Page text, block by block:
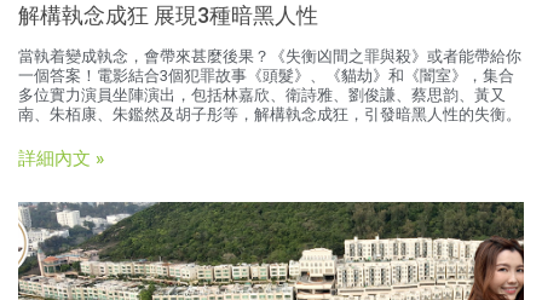
解構執念成狂 展現3種暗黑人性
當執着變成執念，會帶來甚麼後果？《失衡凶間之罪與殺》或者能帶給你
一個答案！電影結合3個犯罪故事《頭髮》、《貓劫》和《闇室》，集合
多位實力演員坐陣演出，包括林嘉欣、衛詩雅、劉俊謙、蔡思韵、黃又
南、朱栢康、朱鑑然及胡子彤等，解構執念成狂，引發暗黑人性的失衡。
詳細內文 »